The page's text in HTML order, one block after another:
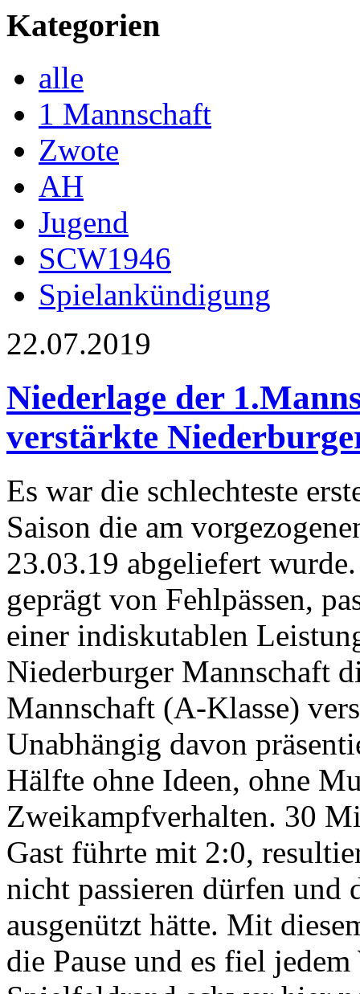
Kategorien
alle
1 Mannschaft
Zwote
AH
Jugend
SCW1946
Spielankündigung
22.07.2019
Niederlage der
verstärkte
Es war die schlechteste
Saison die am
23.03.19 abgeliefert
geprägt von Fehlpässen,
einer indiskutablen
Niederburger Mannschaft
Mannschaft (A-Klasse)
Unabhängig davon
Hälfte ohne Ideen, ohne
Zweikampfverhalten. 30
Gast führte mit 2:0,
nicht passieren dürfen und
ausgenützt hätte. Mit
die Pause und es fiel